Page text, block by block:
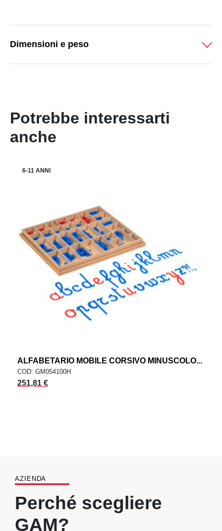
Dimensioni e peso
Potrebbe interessarti
anche
6-11 ANNI
ALFABETARIO MOBILE CORSIVO MINUSCOLO...
COD: GM054100H
251,81 €
AZIENDA
Perché scegliere
GAM?